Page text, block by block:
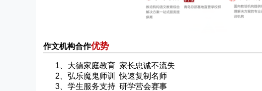
作文机构合作优势
1、大德家庭教育 家长忠诚不流失
2、弘乐魔鬼师训 快速复制名师
3、学生服务支持 研学营会赛事